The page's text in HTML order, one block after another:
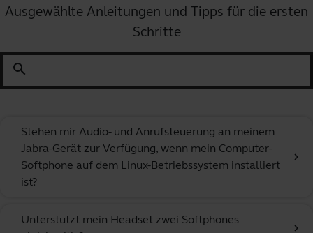
Ausgewählte Anleitungen und Tipps für die ersten
Schritte
search
Stehen mir Audio- und Anrufsteuerung an meinem
Jabra-Gerät zur Verfügung, wenn mein Computer-
Softphone auf dem Linux-Betriebssystem installiert
ist?
chevron_right
Unterstützt mein Headset zwei Softphones
chevron_right